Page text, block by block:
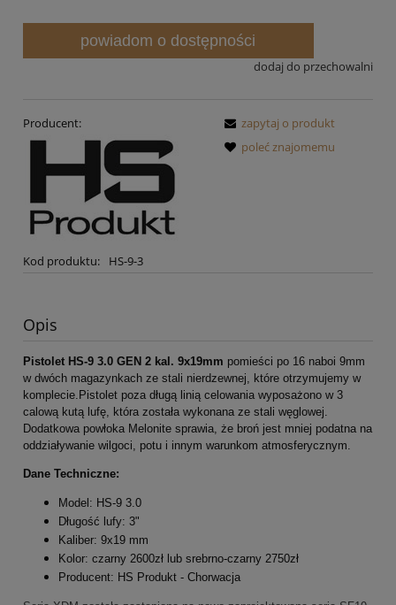
powiadom o dostępności
dodaj do przechowalni
Producent:
Kod produktu: HS-9-3
zapytaj o produkt
poleć znajomemu
Opis
Pistolet HS-9 3.0 GEN 2 kal. 9x19mm pomieści po 16 naboi 9mm
w dwóch magazynkach ze stali nierdzewnej, które otrzymujemy w
komplecie.Pistolet poza długą linią celowania wyposażono w 3
calową kutą lufę, która została wykonana ze stali węglowej.
Dodatkowa powłoka Melonite sprawia, że broń jest mniej podatna na
oddziaływanie wilgoci, potu i innym warunkom atmosferycznym.
Dane Techniczne:
Model: HS-9 3.0
Długość lufy: 3"
Kaliber: 9x19 mm
Kolor: czarny 2600zł lub srebrno-czarny 2750zł
Producent: HS Produkt - Chorwacja